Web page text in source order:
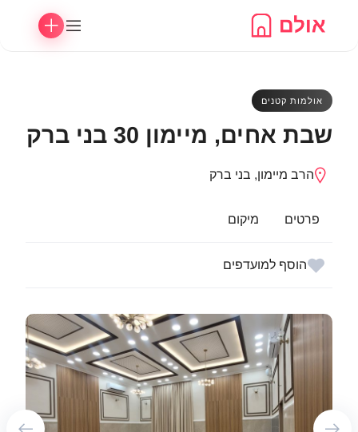
אולמות קטנים
שבת אחים, מיימון 30 בני ברק
הרב מיימון, בני ברק
פרטים מיקום
הוסף למועדפים